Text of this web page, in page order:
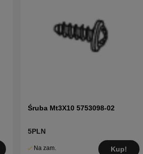
Śruba Mt3X10 5753098-02
5PLN
Na zam.
Kup!